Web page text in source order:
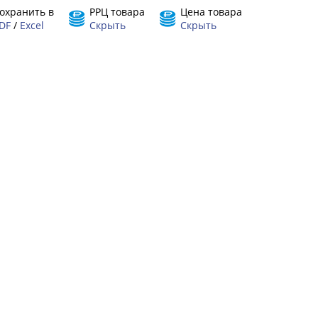
Цена товара
Скрыть
РРЦ товара
Скрыть
в
/ Excel